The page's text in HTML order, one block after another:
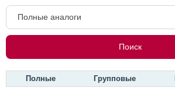
Полные Групповые